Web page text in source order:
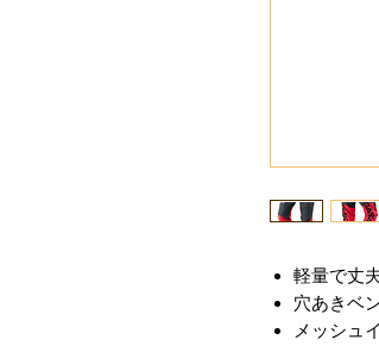
軽量で丈
穴あきベ
メッシュ